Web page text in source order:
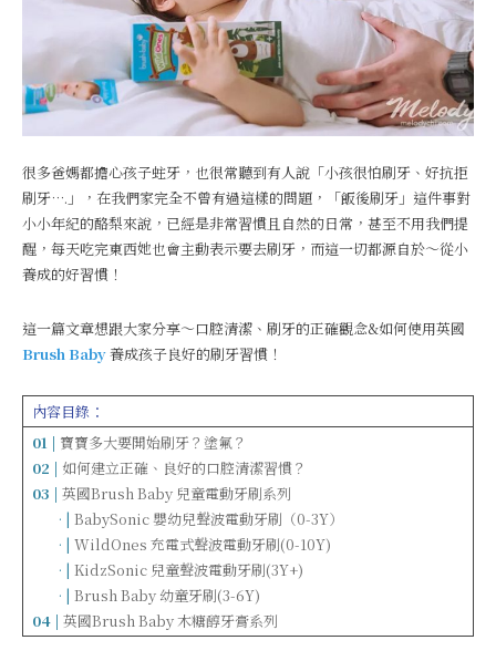
很多爸媽都擔心孩子蛀牙，也很常聽到有人說「小孩很怕刷牙、好抗拒
刷牙….」，在我們家完全不曾有過這樣的問題，「飯後刷牙」這件事對
小小年紀的酪梨來說，已經是非常習慣且自然的日常，甚至不用我們提
醒，每天吃完東西她也會主動表示要去刷牙，而這一切都源自於～從小
養成的好習慣！
這一篇文章想跟大家分享～口腔清潔、刷牙的正確觀念&如何使用英國
Brush Baby養成孩子良好的刷牙習慣！
內容目錄：
01 | 寶寶多大要開始刷牙？塗氟？
02 | 如何建立正確、良好的口腔清潔習慣？
03 | 英國Brush Baby 兒童電動牙刷系列
· | BabySonic 嬰幼兒聲波電動牙刷（0-3Y）
· | WildOnes 充電式聲波電動牙刷(0-10Y)
· | KidzSonic 兒童聲波電動牙刷(3Y+)
· | Brush Baby 幼童牙刷(3-6Y)
04 | 英國Brush Baby 木糖醇牙膏系列